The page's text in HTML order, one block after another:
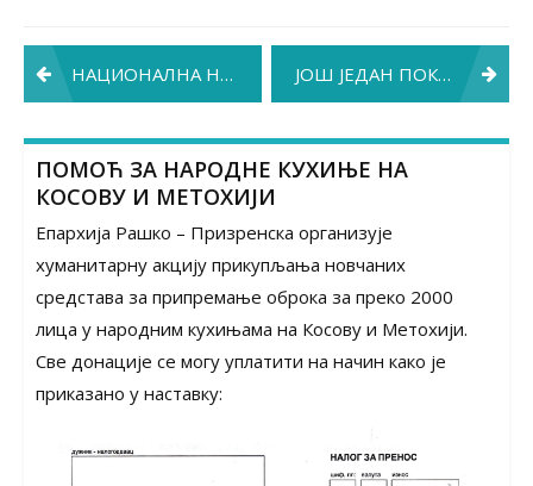
Post
navigation
НАЦИОНАЛНА НЕДЕЉА ДОЈЕЊА ЈОШ ЈЕДАН ПОКЛОН ОД ПРИНЦЕЗЕ
ПОМОЋ ЗА НАРОДНЕ КУХИЊЕ НА
КОСОВУ И МЕТОХИЈИ
Епархија Рашко – Призренска организује
хуманитарну акцију прикупљања новчаних
средстава за припремање оброка за преко 2000
лица у народним кухињама на Косову и Метохији.
Све донације се могу уплатити на начин како је
приказано у наставку: